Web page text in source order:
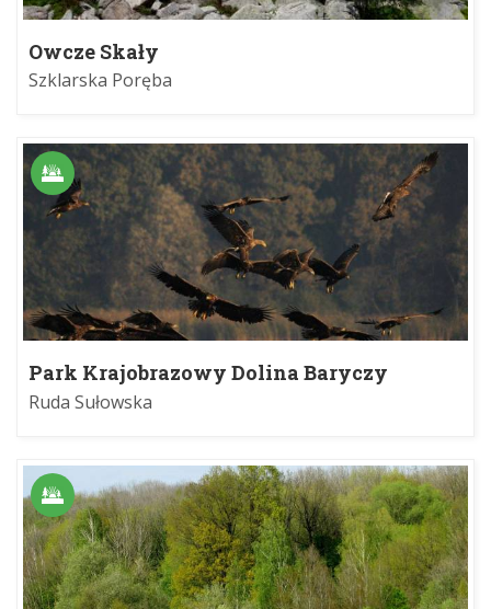
Owcze Skały
Szklarska Poręba
Park Krajobrazowy Dolina Baryczy
Ruda Sułowska